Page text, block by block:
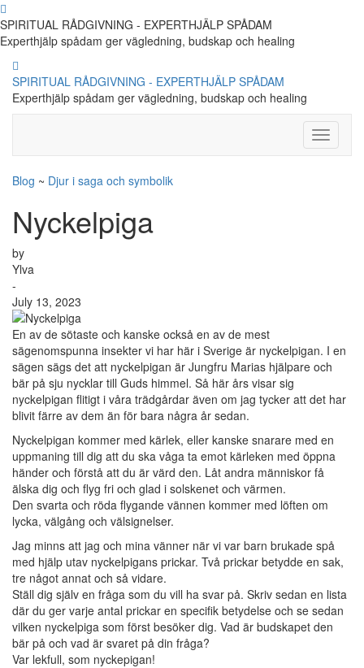
SPIRITUAL RÅDGIVNING - EXPERTHJÄLP SPÅDAM
Experthjälp spådam ger vägledning, budskap och healing
SPIRITUAL RÅDGIVNING - EXPERTHJÄLP SPÅDAM
Experthjälp spådam ger vägledning, budskap och healing
Toggle
Blog ~ Djur i saga och symbolik
Nyckelpiga
by
Ylva
-
July 13, 2023
En av de sötaste och kanske också en av de mest
sägenomspunna insekter vi har här i Sverige är nyckelpigan. I en
sägen sägs det att nyckelpigan är Jungfru Marias hjälpare och
bär på sju nycklar till Guds himmel. Så här års visar sig
nyckelpigan flitigt i våra trädgårdar även om jag tycker att det har
blivit färre av dem än för bara några år sedan.
Nyckelpigan kommer med kärlek, eller kanske snarare med en
uppmaning till dig att du ska våga ta emot kärleken med öppna
händer och förstå att du är värd den. Låt andra människor få
älska dig och flyg fri och glad i solskenet och värmen.
Den svarta och röda flygande vännen kommer med löften om
lycka, välgång och välsignelser.
Jag minns att jag och mina vänner när vi var barn brukade spå
med hjälp utav nyckelpigans prickar. Två prickar betydde en sak,
tre något annat och så vidare.
Ställ dig själv en fråga som du vill ha svar på. Skriv sedan en lista
där du ger varje antal prickar en specifik betydelse och se sedan
vilken nyckelpiga som först besöker dig. Vad är budskapet den
bär på och vad är svaret på din fråga?
Var lekfull, som nyckepigan!